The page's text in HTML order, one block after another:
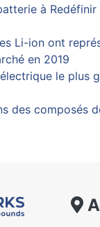
à
Li-ion ont
en 2019
le plus
des composés